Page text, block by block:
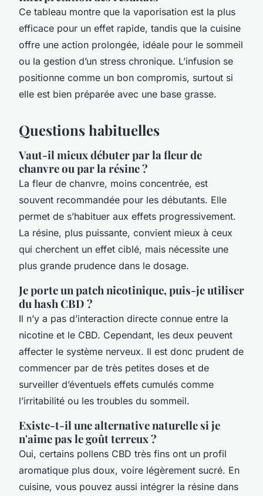
Ce tableau montre que la vaporisation est la plus
efficace pour un effet rapide, tandis que la cuisine
offre une action prolongée, idéale pour le sommeil
ou la gestion d’un stress chronique. L’infusion se
positionne comme un bon compromis, surtout si
elle est bien préparée avec une base grasse.
Questions habituelles
Vaut-il mieux débuter par la fleur de
chanvre ou par la résine ?
La fleur de chanvre, moins concentrée, est
souvent recommandée pour les débutants. Elle
permet de s’habituer aux effets progressivement.
La résine, plus puissante, convient mieux à ceux
qui cherchent un effet ciblé, mais nécessite une
plus grande prudence dans le dosage.
Je porte un patch nicotinique, puis-je utiliser
du hash CBD ?
Il n’y a pas d’interaction directe connue entre la
nicotine et le CBD. Cependant, les deux peuvent
affecter le système nerveux. Il est donc prudent de
commencer par de très petites doses et de
surveiller d’éventuels effets cumulés comme
l’irritabilité ou les troubles du sommeil.
Existe-t-il une alternative naturelle si je
n'aime pas le goût terreux ?
Oui, certains pollens CBD très fins ont un profil
aromatique plus doux, voire légèrement sucré. En
cuisine, vous pouvez aussi intégrer la résine dans